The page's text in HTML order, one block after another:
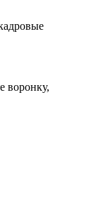
воронку,